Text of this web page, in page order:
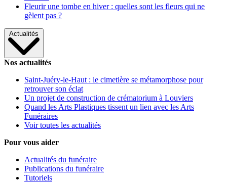
Fleurir une tombe en hiver : quelles sont les fleurs qui ne
gèlent pas ?
Actualités
Nos actualités
Saint-Juéry-le-Haut : le cimetière se métamorphose pour
retrouver son éclat
Un projet de construction de crématorium à Louviers
Quand les Arts Plastiques tissent un lien avec les Arts
Funéraires
Voir toutes les actualités
Pour vous aider
Actualités du funéraire
Publications du funéraire
Tutoriels